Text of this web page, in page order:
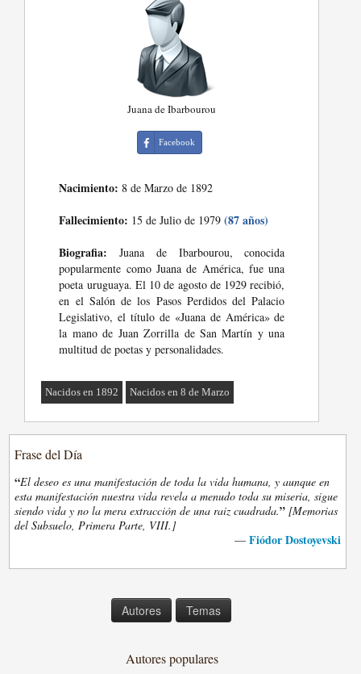
Juana de Ibarbourou
Facebook
Nacimiento: 8 de Marzo de 1892
Fallecimiento: 15 de Julio de 1979(87 años)
Biografia: Juana de Ibarbourou, conocida
popularmente como Juana de América, fue una
poeta uruguaya. El 10 de agosto de 1929 recibió,
en el Salón de los Pasos Perdidos del Palacio
Legislativo, el título de «Juana de América» de
la mano de Juan Zorrilla de San Martín y una
multitud de poetas y personalidades.
Nacidos en 1892 Nacidos en 8 de Marzo
Frase del Día
“El deseo es una manifestación de toda la vida humana, y aunque en
esta manifestación nuestra vida revela a menudo toda su miseria, sigue
siendo vida y no la mera extracción de una raiz cuadrada.” [Memorias
del Subsuelo, Primera Parte, VIII.]
— Fiódor Dostoyevski
Autores Temas
Autores populares